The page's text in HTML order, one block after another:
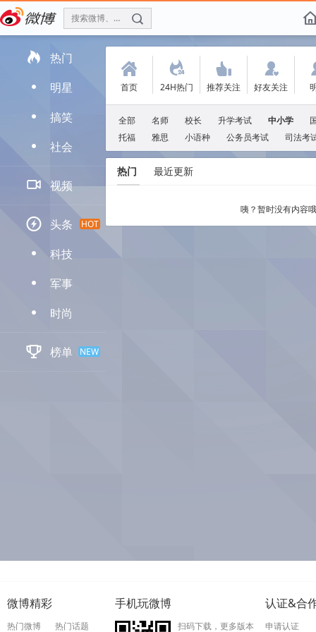
搜索微博、找人 f
 热门
D 明星
D 搞笑
D 社会
 视频
 头条 HOT
D 科技
D 军事
D 时尚
 榜单 NEW
(
首页
.
24H热门
'
推荐关注
:
好友关注
全部 名师 校长 升学考试 中小学
托福
雅思 小语种 公务员考试 司法考
热门 最近更新
咦？暂时没有内容
微博精彩
热门微博 热门话题
手机玩微博
扫码下载，更多版本
认证&合
申请认证